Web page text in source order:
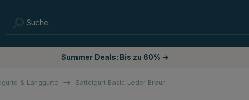
Summer Deals: Bis zu 60% →
& Langgurte Sattelgurt Basic Leder Braun